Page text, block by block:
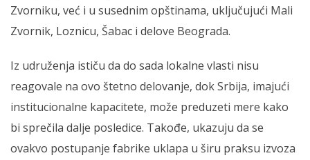
Zvorniku, već i u susednim opštinama, uključujući Mali
Zvornik, Loznicu, Šabac i delove Beograda.
Iz udruženja ističu da do sada lokalne vlasti nisu
reagovale na ovo štetno delovanje, dok Srbija, imajući
institucionalne kapacitete, može preduzeti mere kako
bi sprečila dalje posledice. Takođe, ukazuju da se
ovakvo postupanje fabrike uklapa u širu praksu izvoza